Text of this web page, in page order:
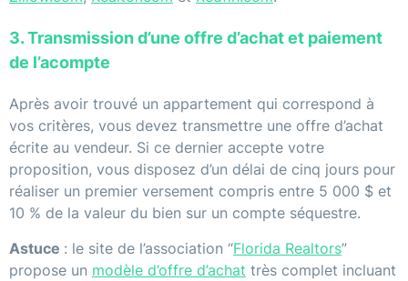
3. Transmission d’une offre d’achat et paiement
de l’acompte
Après avoir trouvé un appartement qui correspond à
vos critères, vous devez transmettre une offre d’achat
écrite au vendeur. Si ce dernier accepte votre
proposition, vous disposez d’un délai de cinq jours pour
réaliser un premier versement compris entre 5 000 $ et
10 % de la valeur du bien sur un compte séquestre.
Astuce : le site de l’association “Florida Realtors”
propose un modèle d’offre d’achat très complet incluant